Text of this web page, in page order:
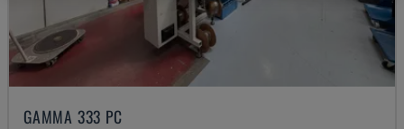
GAMMA 333 PC